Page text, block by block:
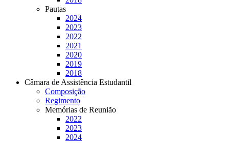
Pautas
2024
2023
2022
2021
2020
2019
2018
Câmara de Assistência Estudantil
Composição
Regimento
Memórias de Reunião
2022
2023
2024